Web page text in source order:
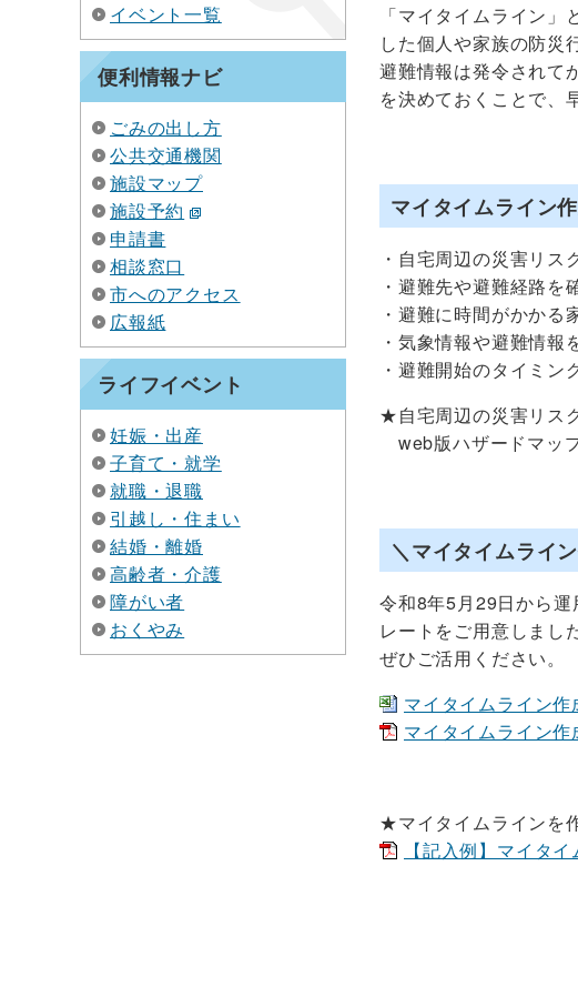
イベント一覧
便利情報ナビ
ごみの出し方
公共交通機関
施設マップ
施設予約
申請書
相談窓口
市へのアクセス
広報紙
ライフイベント
妊娠・出産
子育て・就学
就職・退職
引越し・住まい
結婚・離婚
高齢者・介護
障がい者
おくやみ
「マイタイムライン
した個人や家族の防災
避難情報は発令されて
を決めておくことで、
マイタイムライン
・自宅周辺の災害リス
・避難先や避難経路を
・避難に時間がかかる
・気象情報や避難情報
・避難開始のタイミン
★自宅周辺の災害リス
web版ハザードマ
＼マイタイムライ
令和8年5月29日から
レートをご用意しました
ぜひご活用ください。
マイタイムライン
マイタイムライン
★マイタイムラインを
【記入例】マイタ